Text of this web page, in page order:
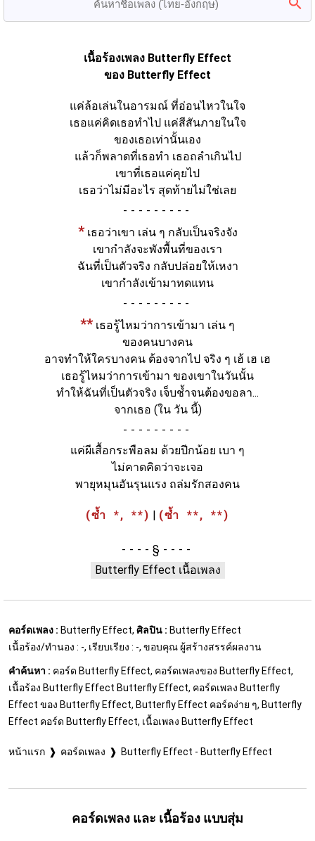
เนื้อร้องเพลง Butterfly Effect
ของ Butterfly Effect
แค่ล้อเล่นในอารมณ์ ที่อ่อนไหวในใจ
เธอแค่คิดเธอทำไป แค่สีสันภายในใจ
ของเธอเท่านั้นเอง
แล้วก็พลาดที่เธอทำ เธอถลำเกินไป
เขาที่เธอแค่คุยไป
เธอว่าไม่มีอะไร สุดท้ายไม่ใช่เลย
-
*เธอว่าเขา เล่น ๆ กลับเป็นจริงจัง
เขากำลังจะพังพื้นที่ของเรา
ฉันที่เป็นตัวจริง กลับปล่อยให้เหงา
เขากำลังเข้ามาทดแทน
-
** เธอรู้ไหมว่าการเข้ามา เล่น ๆ
ของคนบางคน
อาจทำให้ใครบางคน ต้องจากไป จริง ๆ เฮ้ เฮ เฮ
เธอรู้ไหมว่าการเข้ามา ของเขาในวันนั้น
ทำให้ฉันที่เป็นตัวจริง เจ็บช้ำจนต้องขอลา...
จากเธอ (ใน วัน นี้)
-
แค่ผีเสื้อกระพือลม ด้วยปีกน้อย เบา ๆ
ไม่คาดคิดว่าจะเจอ
พายุหมุนอันรุนแรง ถล่มรักสองคน
(ซ้ำ *, **) | (ซ้ำ **, **)
§
Butterfly Effect เนื้อเพลง
คอร์ดเพลง : Butterfly Effect, ศิลปิน : Butterfly Effect
เนื้อร้อง/ทำนอง : -, เรียบเรียง : -, ขอบคุณ ผู้สร้างสรรค์ผลงาน
คำค้นหา : คอร์ด Butterfly Effect, คอร์ดเพลงของ Butterfly Effect,
เนื้อร้อง Butterfly Effect Butterfly Effect, คอร์ดเพลง Butterfly
Effect ของ Butterfly Effect, Butterfly Effect คอร์ดง่าย ๆ, Butterfly
Effect คอร์ด Butterfly Effect, เนื้อเพลง Butterfly Effect
หน้าแรก คอร์ดเพลง Butterfly Effect - Butterfly Effect
คอร์ดเพลง และ เนื้อร้อง แบบสุ่ม